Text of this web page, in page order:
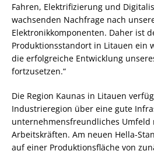
Fahren, Elektrifizierung und
wachsenden Nachfrage nach
Elektronikkomponenten. Daher ist
Produktionsstandort in Litauen ein
die erfolgreiche Entwicklung
fortzusetzen.“
Die Region Kaunas in Litauen
Industrieregion über eine gute
unternehmensfreundliches
Arbeitskräften. Am neuen Hella-
auf einer Produktionsfläche von